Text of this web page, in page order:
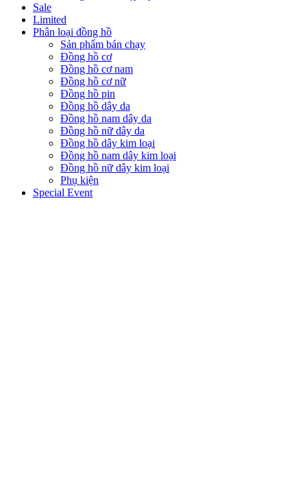
Sale
Limited
Phân loại đồng hồ
Sản phẩm bán chạy
Đồng hồ cơ
Đồng hồ cơ nam
Đồng hồ cơ nữ
Đồng hồ pin
Đồng hồ dây da
Đồng hồ nam dây da
Đồng hồ nữ dây da
Đồng hồ dây kim loại
Đồng hồ nam dây kim loại
Đồng hồ nữ dây kim loại
Phụ kiện
Special Event